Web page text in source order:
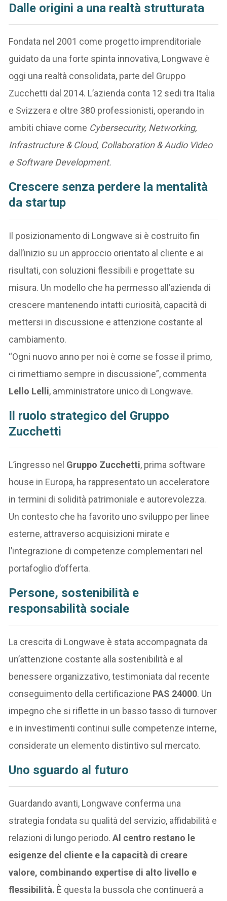
Dalle origini a una realtà strutturata
Fondata nel 2001 come progetto imprenditoriale
guidato da una forte spinta innovativa, Longwave è
oggi una realtà consolidata, parte del Gruppo
Zucchetti dal 2014. L’azienda conta 12 sedi tra Italia
e Svizzera e oltre 380 professionisti, operando in
ambiti chiave come Cybersecurity, Networking,
Infrastructure & Cloud, Collaboration & Audio Video
e Software Development.
Crescere senza perdere la mentalità
da startup
Il posizionamento di Longwave si è costruito fin
dall’inizio su un approccio orientato al cliente e ai
risultati, con soluzioni flessibili e progettate su
misura. Un modello che ha permesso all’azienda di
crescere mantenendo intatti curiosità, capacità di
mettersi in discussione e attenzione costante al
cambiamento.
“Ogni nuovo anno per noi è come se fosse il primo,
ci rimettiamo sempre in discussione”, commenta
Lello Lelli, amministratore unico di Longwave.
Il ruolo strategico del Gruppo
Zucchetti
L’ingresso nel Gruppo Zucchetti, prima software
house in Europa, ha rappresentato un acceleratore
in termini di solidità patrimoniale e autorevolezza.
Un contesto che ha favorito uno sviluppo per linee
esterne, attraverso acquisizioni mirate e
l’integrazione di competenze complementari nel
portafoglio d’offerta.
Persone, sostenibilità e
responsabilità sociale
La crescita di Longwave è stata accompagnata da
un’attenzione costante alla sostenibilità e al
benessere organizzativo, testimoniata dal recente
conseguimento della certificazione PAS 24000. Un
impegno che si riflette in un basso tasso di turnover
e in investimenti continui sulle competenze interne,
considerate un elemento distintivo sul mercato.
Uno sguardo al futuro
Guardando avanti, Longwave conferma una
strategia fondata su qualità del servizio, affidabilità e
relazioni di lungo periodo.Al centro restano le
esigenze del cliente e la capacità di creare
valore, combinando expertise di alto livello e
flessibilità. È questa la bussola che continuerà a